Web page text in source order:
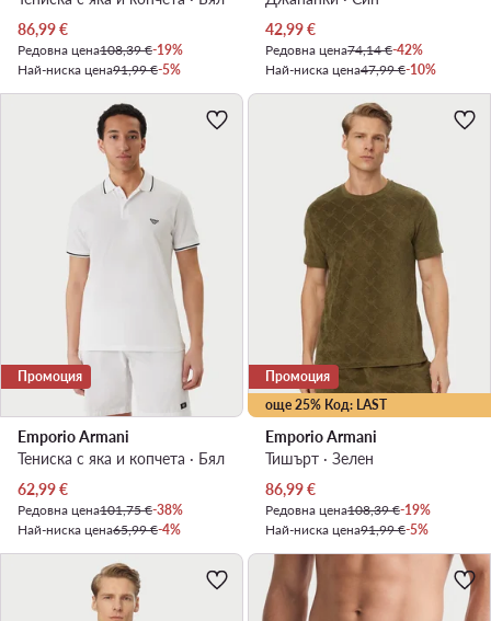
Актуална цена
86,99€
Редовна цена108,39 €-19%
Най-ниска цена91,99 €-5%
Актуална цена
42,99€
Редовна цена74,14 €-42%
Най-ниска цена47,99 €-10%
Промоция
Emporio Armani
Тениска с яка и копчета · Бял
Актуална цена
62,99€
Редовна цена101,75 €-38%
Най-ниска цена65,99 €-4%
още 25% Код: LAST
Промоция
Emporio Armani
Тишърт · Зелен
Актуална цена
86,99€
Редовна цена108,39 €-19%
Най-ниска цена91,99 €-5%